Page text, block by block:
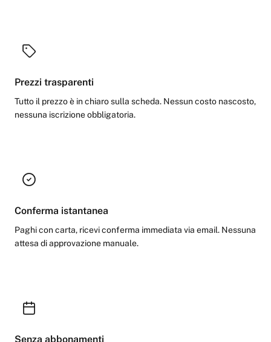
Prezzi trasparenti
Tutto il prezzo è in chiaro sulla scheda. Nessun costo nascosto,
nessuna iscrizione obbligatoria.
Conferma istantanea
Paghi con carta, ricevi conferma immediata via email. Nessuna
attesa di approvazione manuale.
Senza abbonamenti